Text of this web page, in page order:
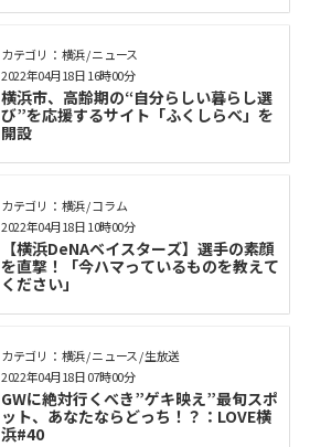
カテゴリ： 横浜 / ニュース
横浜市、高齢期の“自分らしい暮らし選
び”を応援するサイト「ふくしらべ」を
開設
2022年04月18日 16時00分
カテゴリ： 横浜 / コラム
【横浜DeNAベイスターズ】選手の素顔
を直撃！「今ハマっているものを教えて
ください」
2022年04月18日 10時00分
カテゴリ： 横浜 / ニュース / 生放送
GWに絶対行くべき”ゲキ映え”最旬スポ
ット、あなたならどっち！？：LOVE横
浜#40
2022年04月18日 07時00分